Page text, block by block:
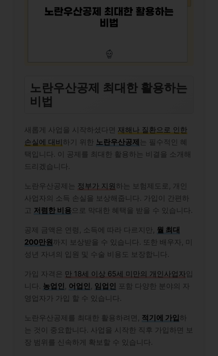
노란우산공제 최대한 활용하는
비법
새롭게 사업을 시작하셨다면 재해나 질환으로 인한
손실에 대비하기 위한 노란우산공제는 필수적인 혜
택입니다. 이 공제를 최대한 활용하는 비결을 소개해
드리겠습니다.
노란우산공제는 정부가 지원하는 보험제도로, 개인
사업자의 소득 손실을 보상해줍니다. 가입이 간편하
고 저렴한 비용으로 막대한 혜택을 받을 수 있습니다.
공제 금액은 연령, 소득에 따라 다르지만, 월 최대
200만원까지 보상받을 수 있습니다. 또한 배우자, 미
성년 자녀의 입원 및 수술 비용도 보장합니다.
가입 자격은 만 18세 이상 65세 미만의 개인사업자입
니다. 농업인 어업인 임업인 포함 다양한 분야의 자
영업자가 가입 할 수 있습니다.
노란우산공제를 최대한 활용하려면, 적기에 가입하
는 것이 중요합니다. 사업을 시작한 직후 가입하면 보
장 범위를 신속하게 확보할 수 있습니다.